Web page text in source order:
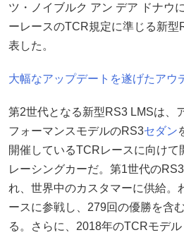
ツ・ノイブルク アン デア ドナウ
ーレースのTCR規定に準じる新型
表した。
大幅なアップデートを遂げたアウ
第2世代となる新型RS3 LMSは、
フォーマンスモデルのRS3セダン
開催しているTCRレースに向けて
レーシングカーだ。第1世代の
れ、世界中のカスタマーに供給。
ースに参戦し、279回の優勝を含
る。さらに、2018年のTCRモデ